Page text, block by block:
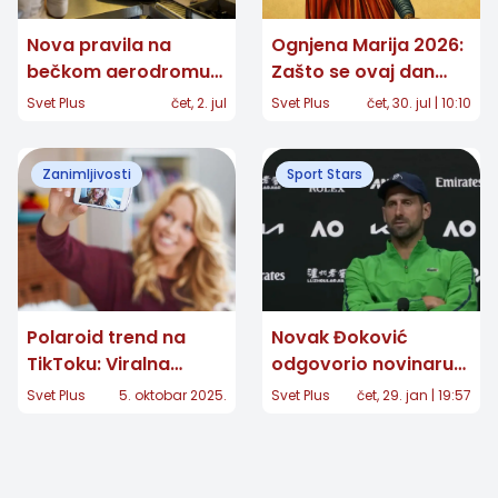
Nova pravila na
bečkom aerodromu
od petka 3. jula: jedna
obradovati gotovo
sve putnike
Svet Plus čet, 2. jul
Ognjena Marija 2026:
Zašto se ovaj dan
smatra najopasnijim i
Svet Plus čet, 30. jul | 10:10
Zanimljivosti
Polaroid trend na
TikToku: Viralna
nostalgia uz AI
Svet Plus 5. oktobar 2025.
Sport Stars
Novak Đoković
odgovorio novinaru
koji je pokušao da ga
Svet Plus čet, 29. jan | 19:57